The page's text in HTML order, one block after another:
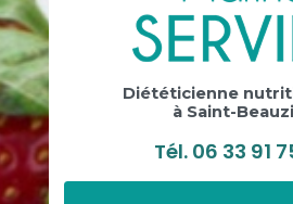
Diététicienne
à Saint-
Tél. 06 33 91